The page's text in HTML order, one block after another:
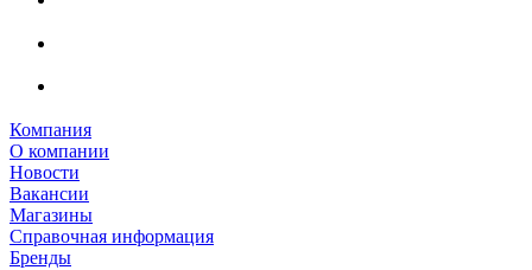
Компания
О компании
Новости
Вакансии
Магазины
Справочная информация
Бренды